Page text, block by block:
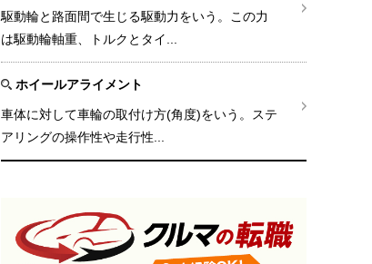
駆動輪と路面間で生じる駆動力をいう。この力
は駆動輪軸重、トルクとタイ...
ホイールアライメント
車体に対して車輪の取付け方(角度)をいう。ステ
アリングの操作性や走行性...